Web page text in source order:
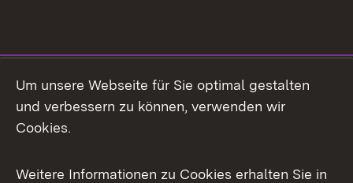
Facebook
X / Twitter
Um unsere Webseite für Sie optimal gestalten
und verbessern zu können, verwenden wir
Cookies.
Weitere Informationen zu Cookies erhalten Sie in